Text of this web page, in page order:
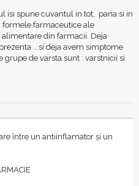
isi spune cuvantul in tot, pana si in
formele farmaceutice ale
din farmacii. Deja
.. si deja avem simptome
grupe de varsta sunt : varstnicii si
între un antiinflamator și un